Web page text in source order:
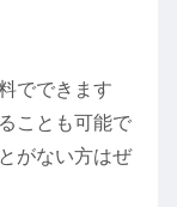
でできます
ことも可能で
がない方はぜ